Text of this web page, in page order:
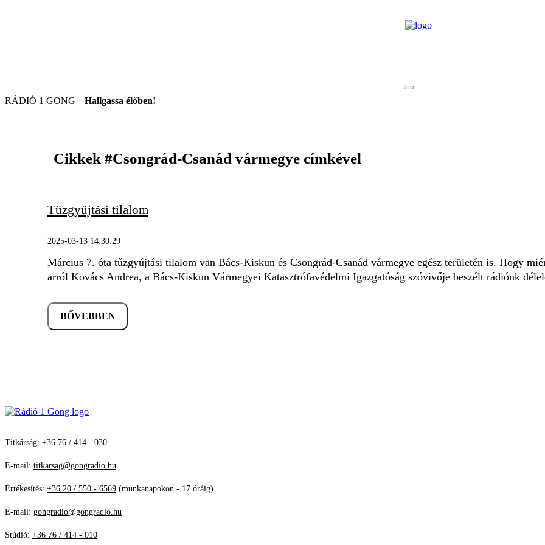
RÁDIÓ 1 GONG Hallgassa élőben!
Cikkek #Csongrád-Csanád vármegye címkével
Tűzgyűjtási tilalom
2025-03-13 14:30:29
Március 7. óta tűzgyújtási tilalom van Bács-Kiskun és Csongrád-Csanád vármegye egész területén is. Hogy
arról Kovács Andrea, a Bács-Kiskun Vármegyei Katasztrófavédelmi Igazgatóság szóvivője beszélt rádiónk
BŐVEBBEN
Titkárság: +36 76 / 414 - 030
E-mail: titkarsag@gongradio.hu
Értékesítés: +36 20 / 550 - 6569 (munkanapokon - 17 óráig)
E-mail: gongradio@gongradio.hu
Stúdió: +36 76 / 414 - 010